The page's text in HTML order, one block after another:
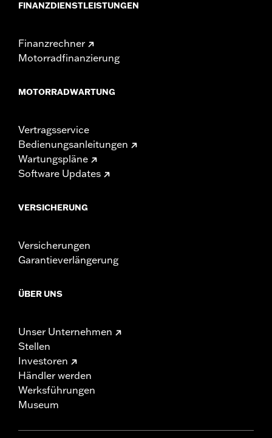
FINANZDIENSTLEISTUNGEN
Finanzrechner
Motorradfinanzierung
MOTORRADWARTUNG
Vertragsservice
Bedienungsanleitungen
Wartungspläne
Software Updates
VERSICHERUNG
Versicherungen
Garantieverlängerung
ÜBER UNS
Unser Unternehmen
Stellen
Investoren
Händler werden
Werksführungen
Museum